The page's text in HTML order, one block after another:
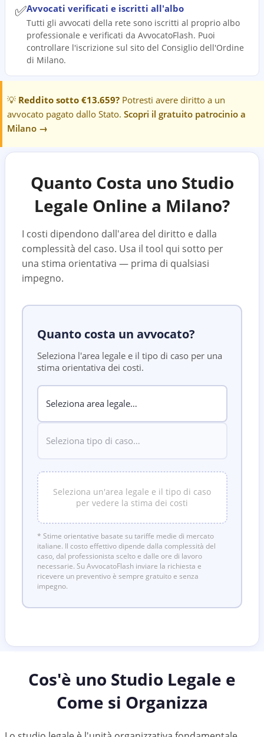
✅Avvocati verificati e iscritti all'albo
Tutti gli avvocati della rete sono iscritti al proprio albo
professionale e verificati da AvvocatoFlash. Puoi
controllare l'iscrizione sul sito del Consiglio dell'Ordine
di Milano.
💡 Reddito sotto €13.659? Potresti avere diritto a un
avvocato pagato dallo Stato. Scopri il gratuito patrocinio a
Milano →
Quanto Costa uno Studio
Legale Online a Milano?
I costi dipendono dall'area del diritto e dalla
complessità del caso. Usa il tool qui sotto per
una stima orientativa — prima di qualsiasi
impegno.
Quanto costa un avvocato?
Seleziona l'area legale e il tipo di caso per una
stima orientativa dei costi.
Seleziona un'area legale e il tipo di caso
per vedere la stima dei costi
* Stime orientative basate su tariffe medie di mercato
italiane. Il costo effettivo dipende dalla complessità del
caso, dal professionista scelto e dalle ore di lavoro
necessarie. Su AvvocatoFlash inviare la richiesta e
ricevere un preventivo è sempre gratuito e senza
impegno.
Cos'è uno Studio Legale e
Come si Organizza